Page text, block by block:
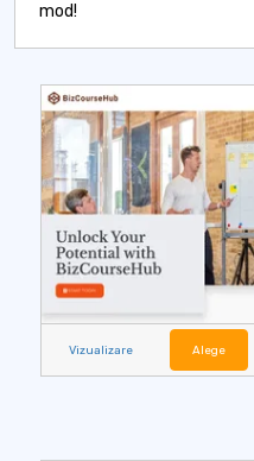
mod!
Vizualizare Alege